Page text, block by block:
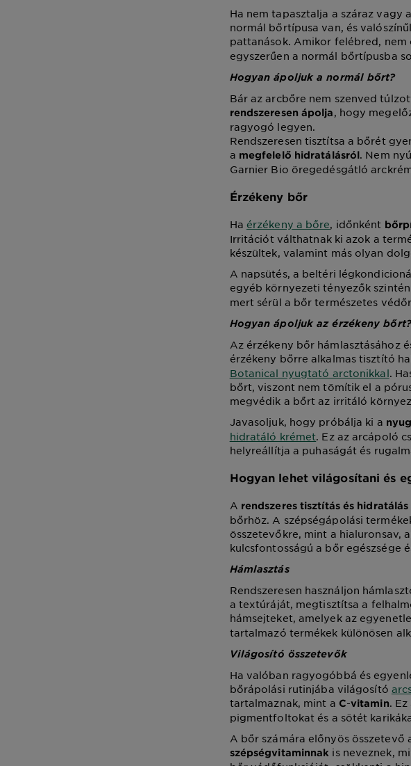
Ha nem tapasztalja a száraz vagy
normál bőrtípusa van, és
pattanások. Amikor felébred,
egyszerűen a normál bőrtípusba
Hogyan ápoljuk a normál bőrt?
Bár az arcbőre nem szenved
rendszeresen ápolja, hogy
ragyogó legyen.
Rendszeresen tisztítsa a bőrét
a megfelelő hidratálásról. Nem
Garnier Bio öregedésgátló
Érzékeny bőr
Ha érzékeny a bőre, időnként
Irritációt válthatnak ki azok a
készültek, valamint más olyan
A napsütés, a beltéri
egyéb környezeti tényezők
mert sérül a bőr természetes
Hogyan ápoljuk az érzékeny bőrt?
Az érzékeny bőr hámlasztásához
érzékeny bőrre alkalmas tisztító
Botanical nyugtató arctonikkal.
bőrt, viszont nem tömítik el a
megvédik a bőrt az irritáló
Javasoljuk, hogy próbálja ki a
hidratáló krémet. Ez az arcápoló
helyreállítja a puhaságát és
Hogyan lehet világosítani és
A rendszeres tisztítás és hidratálás
bőrhöz. A szépségápolási
összetevőkre, mint a hialuronsav,
kulcsfontosságú a bőr egészsége
Hámlasztás
Rendszeresen használjon
a textúráját, megtisztítsa a
hámsejteket, amelyek az
tartalmazó termékek különösen
Világosító összetevők
Ha valóban ragyogóbbá és
bőrápolási rutinjába világosító
tartalmaznak, mint a C-vitamin.
pigmentfoltokat és a sötét
A bőr számára előnyös
szépségvitaminnak is neveznek,